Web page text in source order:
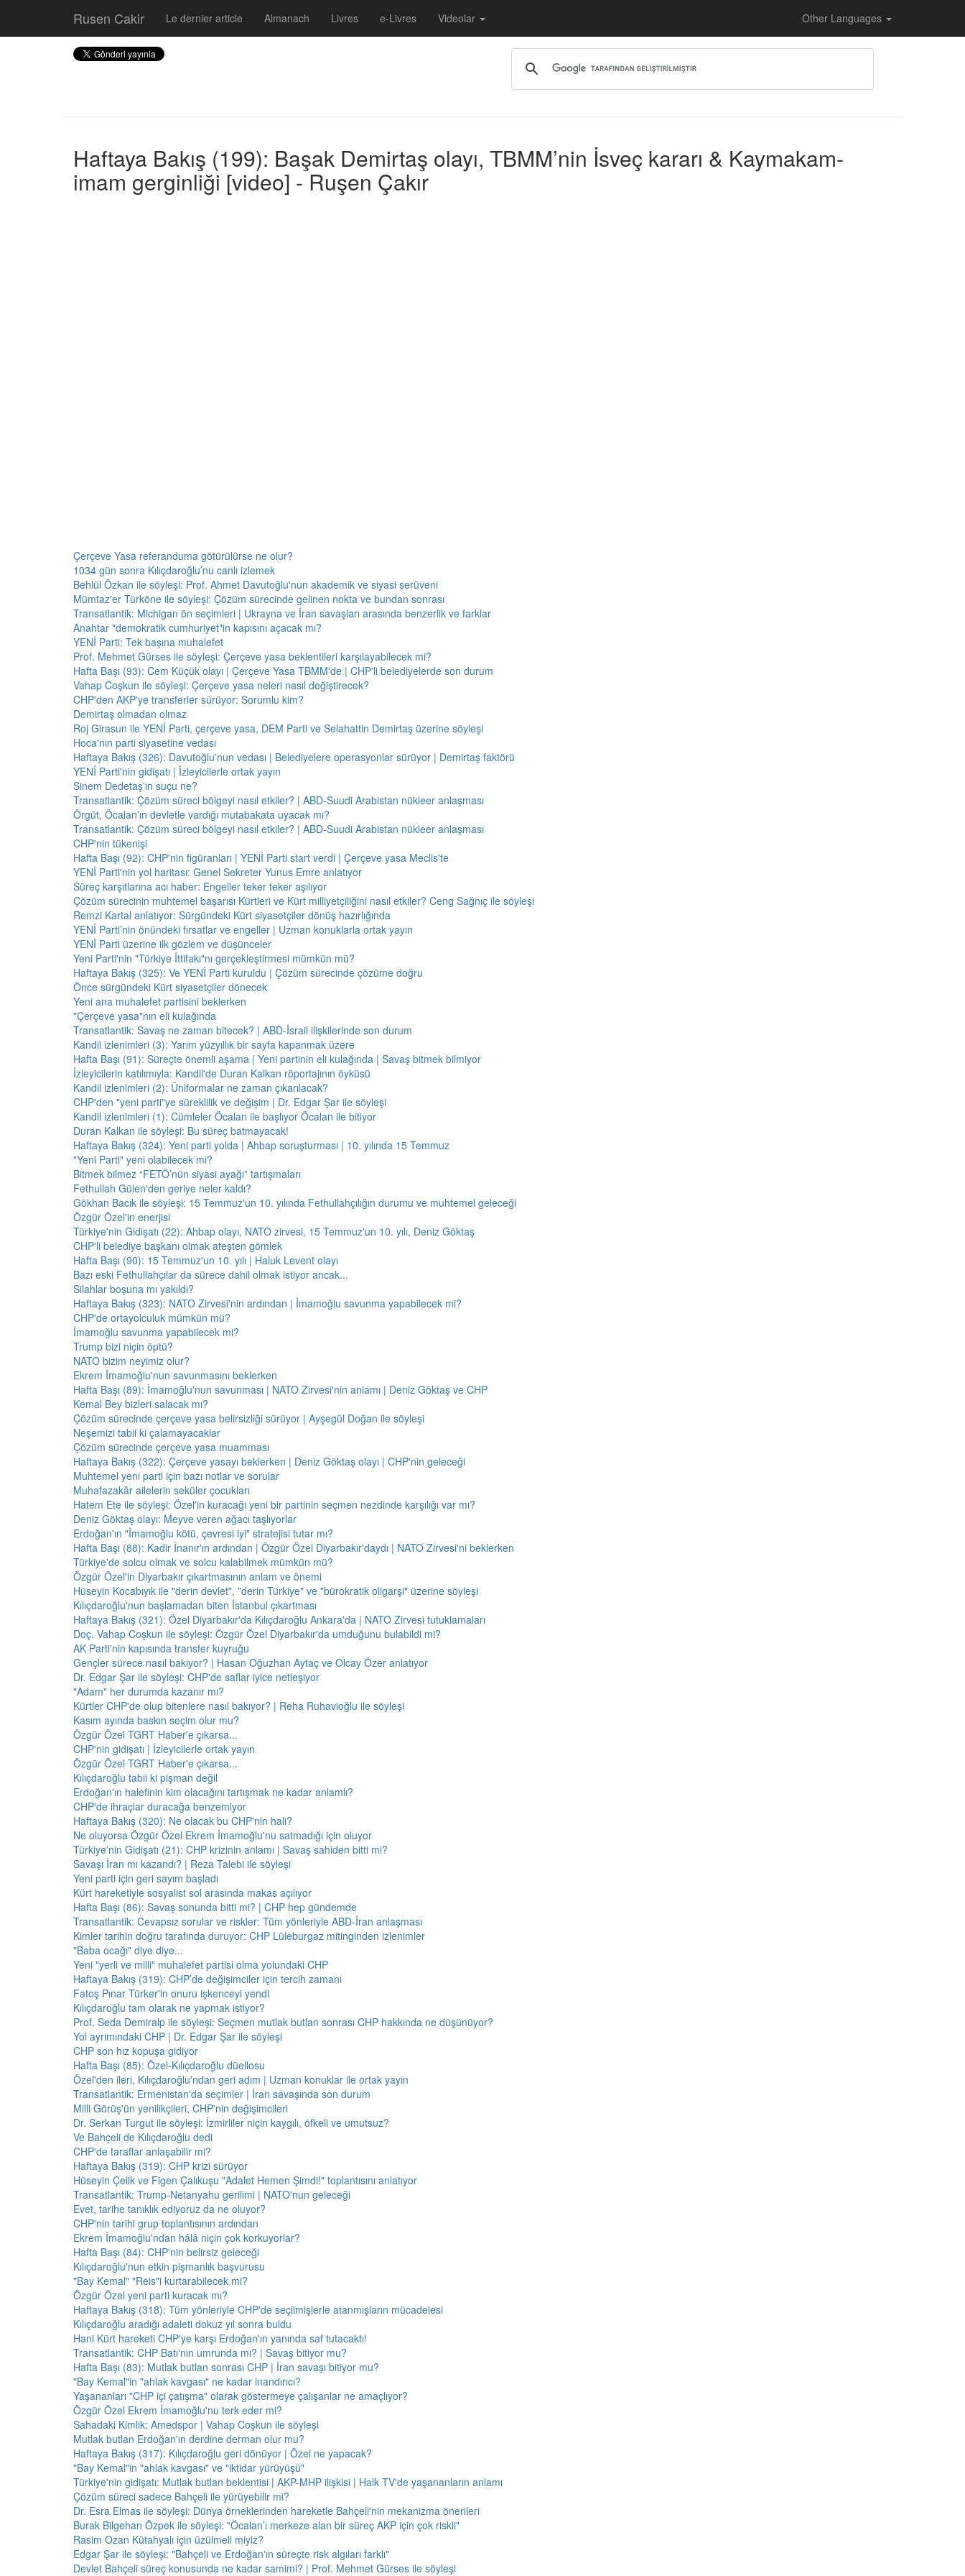
Rusen Cakir Le dernier article Almanach Livres e-Livres Videolar Other Languages
Haftaya Bakış (199): Başak Demirtaş olayı, TBMM’nin İsveç kararı & Kaymakam-
imam gerginliği [video] - Ruşen Çakır
Çerçeve Yasa referanduma götürülürse ne olur?
1034 gün sonra Kılıçdaroğlu’nu canlı izlemek
Behlül Özkan ile söyleşi: Prof. Ahmet Davutoğlu'nun akademik ve siyasi serüveni
Mümtaz'er Türköne ile söyleşi: Çözüm sürecinde gelinen nokta ve bundan sonrası
Transatlantik: Michigan ön seçimleri | Ukrayna ve İran savaşları arasında benzerlik ve farklar
Anahtar "demokratik cumhuriyet"in kapısını açacak mı?
YENİ Parti: Tek başına muhalefet
Prof. Mehmet Gürses ile söyleşi: Çerçeve yasa beklentileri karşılayabilecek mi?
Hafta Başı (93): Cem Küçük olayı | Çerçeve Yasa TBMM'de | CHP'li belediyelerde son durum
Vahap Coşkun ile söyleşi: Çerçeve yasa neleri nasıl değiştirecek?
CHP'den AKP'ye transferler sürüyor: Sorumlu kim?
Demirtaş olmadan olmaz
Roj Girasun ile YENİ Parti, çerçeve yasa, DEM Parti ve Selahattin Demirtaş üzerine söyleşi
Hoca'nın parti siyasetine vedası
Haftaya Bakış (326): Davutoğlu'nun vedası | Belediyelere operasyonlar sürüyor | Demirtaş faktörü
YENİ Parti'nin gidişatı | İzleyicilerle ortak yayın
Sinem Dedetaş'ın suçu ne?
Transatlantik: Çözüm süreci bölgeyi nasıl etkiler? | ABD-Suudi Arabistan nükleer anlaşması
Örgüt, Öcalan'ın devletle vardığı mutabakata uyacak mı?
Transatlantik: Çözüm süreci bölgeyi nasıl etkiler? | ABD-Suudi Arabistan nükleer anlaşması
CHP'nin tükenişi
Hafta Başı (92): CHP'nin figüranları | YENİ Parti start verdi | Çerçeve yasa Meclis'te
YENİ Parti'nin yol haritası: Genel Sekreter Yunus Emre anlatıyor
Süreç karşıtlarına acı haber: Engeller teker teker aşılıyor
Çözüm sürecinin muhtemel başarısı Kürtleri ve Kürt milliyetçiliğini nasıl etkiler? Ceng Sağnıç ile söyleşi
Remzi Kartal anlatıyor: Sürgündeki Kürt siyasetçiler dönüş hazırlığında
YENİ Parti’nin önündeki fırsatlar ve engeller | Uzman konuklarla ortak yayın
YENİ Parti üzerine ilk gözlem ve düşünceler
Yeni Parti'nin "Türkiye İttifakı"nı gerçekleştirmesi mümkün mü?
Haftaya Bakış (325): Ve YENİ Parti kuruldu | Çözüm sürecinde çözüme doğru
Önce sürgündeki Kürt siyasetçiler dönecek
Yeni ana muhalefet partisini beklerken
"Çerçeve yasa"nın eli kulağında
Transatlantik: Savaş ne zaman bitecek? | ABD-İsrail ilişkilerinde son durum
Kandil izlenimleri (3): Yarım yüzyıllık bir sayfa kapanmak üzere
Hafta Başı (91): Süreçte önemli aşama | Yeni partinin eli kulağında | Savaş bitmek bilmiyor
İzleyicilerin katılımıyla: Kandil'de Duran Kalkan röportajının öyküsü
Kandil izlenimleri (2): Üniformalar ne zaman çıkarılacak?
CHP'den "yeni parti"ye süreklilik ve değişim | Dr. Edgar Şar ile söyleşi
Kandil izlenimleri (1): Cümleler Öcalan ile başlıyor Öcalan ile bitiyor
Duran Kalkan ile söyleşi: Bu süreç batmayacak!
Haftaya Bakış (324): Yeni parti yolda | Ahbap soruşturması | 10. yılında 15 Temmuz
"Yeni Parti" yeni olabilecek mi?
Bitmek bilmez “FETÖ’nün siyasi ayağı” tartışmaları
Fethullah Gülen'den geriye neler kaldı?
Gökhan Bacık ile söyleşi: 15 Temmuz'un 10. yılında Fethullahçılığın durumu ve muhtemel geleceği
Özgür Özel'in enerjisi
Türkiye'nin Gidişatı (22): Ahbap olayı, NATO zirvesi, 15 Temmuz'un 10. yılı, Deniz Göktaş
CHP'li belediye başkanı olmak ateşten gömlek
Hafta Başı (90): 15 Temmuz'un 10. yılı | Haluk Levent olayı
Bazı eski Fethullahçılar da sürece dahil olmak istiyor ancak...
Silahlar boşuna mı yakıldı?
Haftaya Bakış (323): NATO Zirvesi'nin ardından | İmamoğlu savunma yapabilecek mi?
CHP'de ortayolculuk mümkün mü?
İmamoğlu savunma yapabilecek mi?
Trump bizi niçin öptü?
NATO bizim neyimiz olur?
Ekrem İmamoğlu'nun savunmasını beklerken
Hafta Başı (89): İmamoğlu'nun savunması | NATO Zirvesi'nin anlamı | Deniz Göktaş ve CHP
Kemal Bey bizleri salacak mı?
Çözüm sürecinde çerçeve yasa belirsizliği sürüyor | Ayşegül Doğan ile söyleşi
Neşemizi tabii ki çalamayacaklar
Çözüm sürecinde çerçeve yasa muamması
Haftaya Bakış (322): Çerçeve yasayı beklerken | Deniz Göktaş olayı | CHP'nin geleceği
Muhtemel yeni parti için bazı notlar ve sorular
Muhafazakâr ailelerin seküler çocukları
Hatem Ete ile söyleşi: Özel'in kuracağı yeni bir partinin seçmen nezdinde karşılığı var mı?
Deniz Göktaş olayı: Meyve veren ağacı taşlıyorlar
Erdoğan'ın "İmamoğlu kötü, çevresi iyi" stratejisi tutar mı?
Hafta Başı (88): Kadir İnanır'ın ardından | Özgür Özel Diyarbakır'daydı | NATO Zirvesi'ni beklerken
Türkiye'de solcu olmak ve solcu kalabilmek mümkün mü?
Özgür Özel'in Diyarbakır çıkartmasının anlam ve önemi
Hüseyin Kocabıyık ile "derin devlet", "derin Türkiye" ve "bürokratik oligarşi" üzerine söyleşi
Kılıçdaroğlu'nun başlamadan biten İstanbul çıkartması
Haftaya Bakış (321): Özel Diyarbakır'da Kılıçdaroğlu Ankara'da | NATO Zirvesi tutuklamaları
Doç. Vahap Coşkun ile söyleşi: Özgür Özel Diyarbakır'da umduğunu bulabildi mi?
AK Parti'nin kapısında transfer kuyruğu
Gençler sürece nasıl bakıyor? | Hasan Oğuzhan Aytaç ve Olcay Özer anlatıyor
Dr. Edgar Şar ile söyleşi: CHP'de saflar iyice netleşiyor
"Adam" her durumda kazanır mı?
Kürtler CHP'de olup bitenlere nasıl bakıyor? | Reha Ruhavioğlu ile söyleşi
Kasım ayında baskın seçim olur mu?
Özgür Özel TGRT Haber'e çıkarsa...
CHP'nin gidişatı | İzleyicilerle ortak yayın
Özgür Özel TGRT Haber'e çıkarsa...
Kılıçdaroğlu tabii ki pişman değil
Erdoğan'ın halefinin kim olacağını tartışmak ne kadar anlamlı?
CHP'de ihraçlar duracağa benzemiyor
Haftaya Bakış (320): Ne olacak bu CHP'nin hali?
Ne oluyorsa Özgür Özel Ekrem İmamoğlu'nu satmadığı için oluyor
Türkiye'nin Gidişatı (21): CHP krizinin anlamı | Savaş sahiden bitti mi?
Savaşı İran mı kazandı? | Reza Talebi ile söyleşi
Yeni parti için geri sayım başladı
Kürt hareketiyle sosyalist sol arasında makas açılıyor
Hafta Başı (86): Savaş sonunda bitti mi? | CHP hep gündemde
Transatlantik: Cevapsız sorular ve riskler: Tüm yönleriyle ABD-İran anlaşması
Kimler tarihin doğru tarafında duruyor: CHP Lüleburgaz mitinginden izlenimler
"Baba ocağı" diye diye...
Yeni "yerli ve milli" muhalefet partisi olma yolundaki CHP
Haftaya Bakış (319): CHP’de değişimciler için tercih zamanı
Fatoş Pınar Türker'in onuru işkenceyi yendi
Kılıçdaroğlu tam olarak ne yapmak istiyor?
Prof. Seda Demiralp ile söyleşi: Seçmen mutlak butlan sonrası CHP hakkında ne düşünüyor?
Yol ayrımındaki CHP | Dr. Edgar Şar ile söyleşi
CHP son hız kopuşa gidiyor
Hafta Başı (85): Özel-Kılıçdaroğlu düellosu
Özel'den ileri, Kılıçdaroğlu'ndan geri adım | Uzman konuklar ile ortak yayın
Transatlantik: Ermenistan'da seçimler | İran savaşında son durum
Milli Görüş'ün yenilikçileri, CHP'nin değişimcileri
Dr. Serkan Turgut ile söyleşi: İzmirliler niçin kaygılı, öfkeli ve umutsuz?
Ve Bahçeli de Kılıçdaroğlu dedi
CHP'de taraflar anlaşabilir mi?
Haftaya Bakış (319): CHP krizi sürüyor
Hüseyin Çelik ve Figen Çalıkuşu "Adalet Hemen Şimdi!" toplantısını anlatıyor
Transatlantik: Trump-Netanyahu gerilimi | NATO'nun geleceği
Evet, tarihe tanıklık ediyoruz da ne oluyor?
CHP'nin tarihi grup toplantısının ardından
Ekrem İmamoğlu'ndan hâlâ niçin çok korkuyorlar?
Hafta Başı (84): CHP'nin belirsiz geleceği
Kılıçdaroğlu'nun etkin pişmanlık başvurusu
"Bay Kemal" "Reis"i kurtarabilecek mi?
Özgür Özel yeni parti kuracak mı?
Haftaya Bakış (318): Tüm yönleriyle CHP'de seçilmişlerle atanmışların mücadelesi
Kılıçdaroğlu aradığı adaleti dokuz yıl sonra buldu
Hani Kürt hareketi CHP'ye karşı Erdoğan'ın yanında saf tutacaktı!
Transatlantik: CHP Batı'nın umrunda mı? | Savaş bitiyor mu?
Hafta Başı (83): Mutlak butlan sonrası CHP | İran savaşı bitiyor mu?
"Bay Kemal"in "ahlak kavgası" ne kadar inandırıcı?
Yaşananları "CHP içi çatışma" olarak göstermeye çalışanlar ne amaçlıyor?
Özgür Özel Ekrem İmamoğlu'nu terk eder mi?
Sahadaki Kimlik: Amedspor | Vahap Coşkun ile söyleşi
Mutlak butlan Erdoğan'ın derdine derman olur mu?
Haftaya Bakış (317): Kılıçdaroğlu geri dönüyor | Özel ne yapacak?
"Bay Kemal"in "ahlak kavgası" ve "iktidar yürüyüşü"
Türkiye'nin gidişatı: Mutlak butlan beklentisi | AKP-MHP ilişkisi | Halk TV'de yaşananların anlamı
Çözüm süreci sadece Bahçeli ile yürüyebilir mi?
Dr. Esra Elmas ile söyleşi: Dünya örneklerinden hareketle Bahçeli'nin mekanizma önerileri
Burak Bilgehan Özpek ile söyleşi: "Öcalan’ı merkeze alan bir süreç AKP için çok riskli"
Rasim Ozan Kütahyalı için üzülmeli miyiz?
Edgar Şar ile söyleşi: "Bahçeli ve Erdoğan'ın süreçte risk algıları farklı"
Devlet Bahçeli süreç konusunda ne kadar samimi? | Prof. Mehmet Gürses ile söyleşi